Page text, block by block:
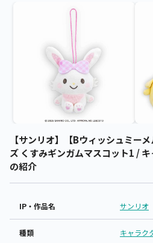
【サンリオ】【Bウィッシュミー
ズ くすみギンガムマスコット1 /
の紹介
IP・作品名 サンリオ
種類 キャラク